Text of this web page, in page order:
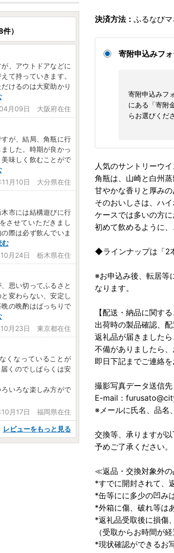
決済方法： ふるなび
寄附申込みフ
寄附申込みフ
にある「寄附
らお選びくだ
人気のサントリーウ
角瓶は、山崎と白州
甘やかな香りと厚み
そのおいしさは、ハ
ケースでは多いの方
初めて飲めるように、
◆ラインナップは「2
※お申込み後、転居等
なります。
【配送・納品に関する
出荷時の製品確認、
返礼品が届きました
不備がありましたら
即日下記までご連絡を
撮影写真データ送信
E-mail：
※メールに氏名、品名
交換等、承りますが
予めご了承ください。
≪返品・交換対象外
*すでに開封されて、
*缶等にに多少の凹み
*外箱に傷、破れ等は
*返礼品受取後に損傷
（受取からお時間が
*現状確認ができるお
件）
、アウトドアなどに
て持っていきます。
けるのは大変助かり
月09日 大阪府在住
が、結局、角瓶に行
した。時期が良かっ
味しく飲むことがで
11月10日 大分県在住
市には結構遊びに行
させていただきまし
際は必ず飲んでいま
む
月24日 栃木県在住
思い切ってふるさと
変わらない、安定し
の晩酌はばっちりで
月23日 東京都在住
くなっていることが
くのでしばらくは安
いろな楽しみ方がで
10月17日 福岡県在住
レビューをもっと見る